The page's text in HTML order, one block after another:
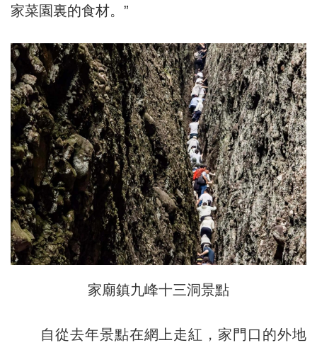
家菜園裏的食材。”
家廟鎮九峰十三洞景點
自從去年景點在網上走紅，家門口的外地